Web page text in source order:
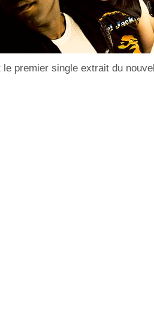
le premier single extrait du